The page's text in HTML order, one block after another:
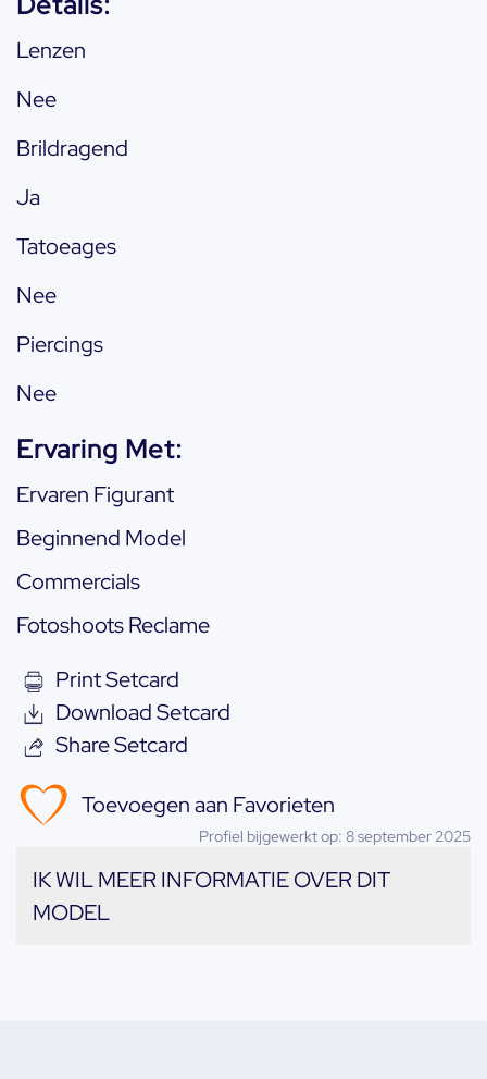
Lenzen
Nee
Brildragend
Ja
Tatoeages
Nee
Piercings
Nee
Ervaring Met:
Ervaren Figurant
Beginnend Model
Commercials
Fotoshoots Reclame
Print Setcard
Download Setcard
Share Setcard
Toevoegen aan Favorieten
Profiel bijgewerkt op: 8 september 2025
IK WIL MEER INFORMATIE OVER DIT
MODEL